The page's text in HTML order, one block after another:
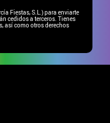
Fiestas, S.L.) para enviarte
cedidos a terceros. Tienes
así como otros derechos